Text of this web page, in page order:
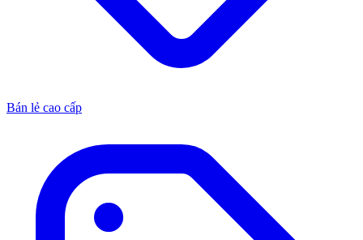
Bán lẻ cao cấp